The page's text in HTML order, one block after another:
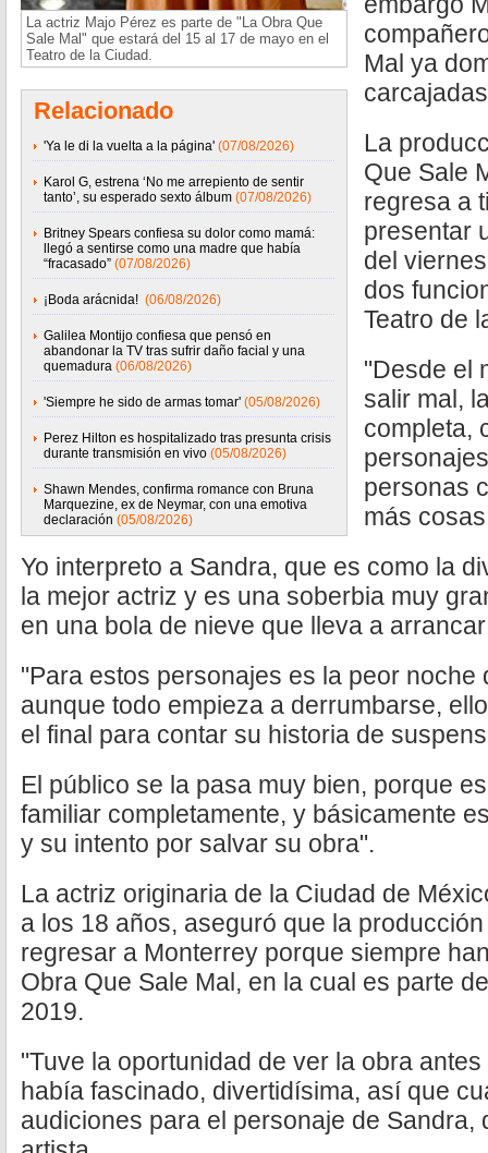
La actriz Majo Pérez es parte de "La Obra Que
Sale Mal" que estará del 15 al 17 de mayo en el
Teatro de la Ciudad.
Relacionado
'Ya le di la vuelta a la página' (07/08/2026)
Karol G, estrena ‘No me arrepiento de sentir
tanto’, su esperado sexto álbum (07/08/2026)
Britney Spears confiesa su dolor como mamá:
llegó a sentirse como una madre que había
“fracasado” (07/08/2026)
¡Boda arácnida! (06/08/2026)
Galilea Montijo confiesa que pensó en
abandonar la TV tras sufrir daño facial y una
quemadura (06/08/2026)
'Siempre he sido de armas tomar' (05/08/2026)
Perez Hilton es hospitalizado tras presunta crisis
durante transmisión en vivo (05/08/2026)
Shawn Mendes, confirma romance con Bruna
Marquezine, ex de Neymar, con una emotiva
declaración (05/08/2026)
Mal ya
La
Que Sale
regresa a
presentar
del
dos
Teatro de
"Desde el
salir mal,
completa,
personas
más
Yo interpreto a Sandra, que es como la
la mejor actriz y es una soberbia muy
en una bola de nieve que lleva a
"Para estos personajes es la peor noche
aunque todo empieza a derrumbarse,
el final para contar su historia de
El público se la pasa muy bien, porque
familiar completamente, y básicamente
y su intento por salvar su obra".
La actriz originaria de la Ciudad de
a los 18 años, aseguró que la
regresar a Monterrey porque siempre
Obra Que Sale Mal, en la cual es parte
2019.
"Tuve la oportunidad de ver la obra
había fascinado, divertidísima, así que
audiciones para el personaje de Sandra,